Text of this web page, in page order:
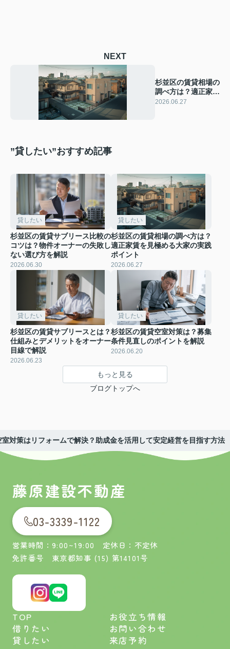
NEXT
杉並区の賃貸相場の
調べ方は？適正家賃
を見極める大家の実
2026.06.27
”貸したい”おすすめ記事
貸したい
杉並区の賃貸サブリース比較の
コツは？物件オーナーの失敗し
ない選び方を解説
2026.06.30
貸したい
杉並区の賃貸相場の調べ方は？
適正家賃を見極める大家の実践
ポイント
2026.06.27
貸したい
杉並区の賃貸サブリースとは？
仕組みとデメリットをオーナー
目線で解説
2026.06.23
貸したい
杉並区の賃貸空室対策は？募集
条件見直しのポイントを解説
2026.06.20
もっと見る
ブログトップへ
対策はリフォームで解決？助成金を活用して安定経営を目指す方法
藤原建設不動産
03-3339-1122
営業時間：9:00~19:00 定休日：不定休
免許番号 東京都知事 (15) 第14101号
TOP
お役立ち情報
借りたい
お問い合わせ
貸したい
来店予約